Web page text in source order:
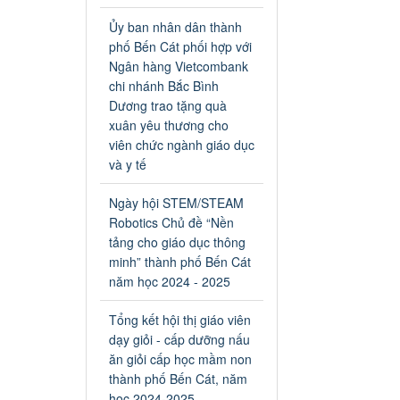
tại các cơ sở giáo dục trên địa
bàn thị xã Bến Cát
Ngày ban hành: 04/03/2024
Kế hoạch thực hiện Chỉ thị
số 16/CT-TTg ngày
27/05/2023 của Thủ tướng
Chính phủ về tăng cường
phòng ngừa, đấu tranh tội
liên quan đến hoạt động tổ
chức đánh bạc và đánh bạc
Kế hoạch thực hiện Chỉ thị số
16/CT-TTg ngày 27/05/2023
của Thủ tướng Chính phủ về
tăng cường phòng ngừa, đấu
tranh tội phạm, vi phạm pháp
luật liên quan đến hoạt động
tổ chức đánh bạc và đánh bạc
Ngày ban hành: 04/03/2024
Ủy ban nhân dân thành
phố Bến Cát phối hợp với
Ngân hàng Vietcombank
chi nhánh Bắc Bình
Dương trao tặng quà
xuân yêu thương cho
viên chức ngành giáo dục
và y tế
Ngày hội STEM/STEAM
Robotics Chủ đề “Nền
tảng cho giáo dục thông
minh” thành phố Bến Cát
năm học 2024 - 2025
Tổng kết hội thị giáo viên
dạy giỏi - cấp dưỡng nấu
ăn giỏi cấp học mầm non
thành phố Bến Cát, năm